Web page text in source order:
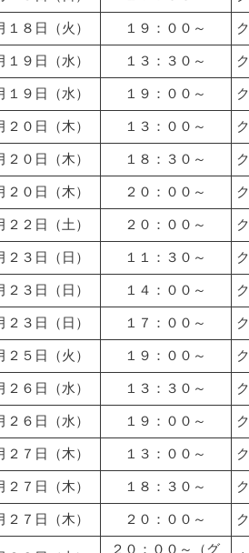
１８日（火） １９：００～
１９日（水） １３：３０～
１９日（水） １９：００～
２０日（木） １３：００～
２０日（木） １８：３０～
２０日（木） ２０：００～
２２日（土） ２０：００～
２３日（日） １１：３０～
２３日（日） １４：００～
２３日（日） １７：００～
２５日（火） １９：００～
２６日（水） １３：３０～
２６日（水） １９：００～
２７日（木） １３：００～
２７日（木） １８：３０～
２７日（木） ２０：００～
２０：００～（グ